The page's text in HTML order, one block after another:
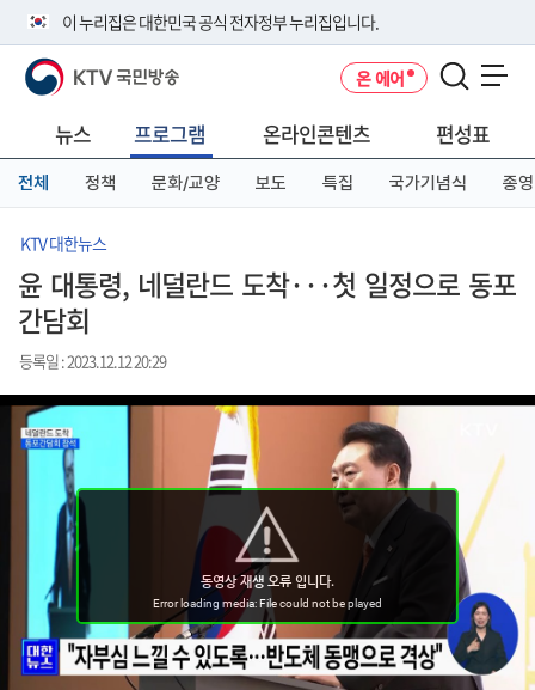
이 누리집은 대한민국 공식 전자정부 누리집입니다.
공식 누리집 주소 확인하기
니다.
이밖에 or.kr 또는 .kr등 다른 도메인 주소를 사용하고 있다면 아래 URL에
서 도메인 주소를 확인해 보세요
KTV 국민방송 온 에어
뉴스 프로그램 온라인콘텐츠 편성표
전체 정책 문화/교양 보도 특집 국가기념식 종영
KTV 대한뉴스
윤 대통령, 네덜란드 도착···첫 일정으로 동포
간담회
등록일 : 2023.12.12 20:29